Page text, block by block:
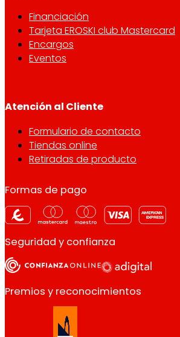
Financiación
Tarjeta EROSKI club Mastercard
Encargos
Eventos
Atención al Cliente
Formulario de contacto
Tiendas online
Retiradas de producto
Formas de pago
Seguridad y confianza
Premios y reconocimientos